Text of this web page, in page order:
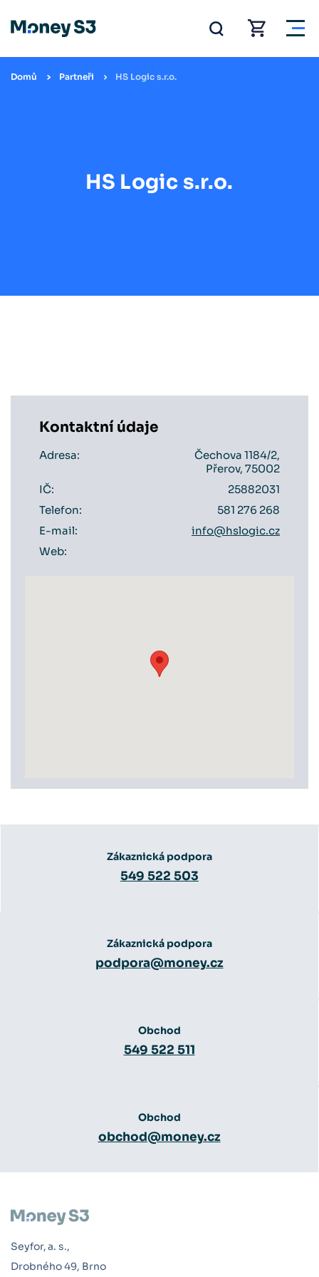
Domů Partneři HS Logic s.r.o.
HS Logic s.r.o.
Kontaktní údaje
Adresa:
Čechova 1184/2,
Přerov, 75002
IČ:
25882031
Telefon:
581 276 268
E-mail:
info@hslogic.cz
Web:
Zákaznická podpora
549 522 503
Zákaznická podpora
podpora@money.cz
Obchod
549 522 511
Obchod
obchod@money.cz
Seyfor, a. s.,
Drobného 49, Brno